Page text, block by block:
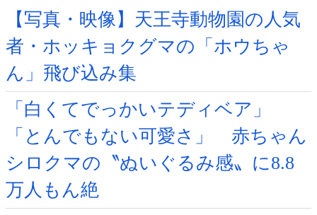
【写真・映像】天王寺動物園の人気
者・ホッキョクグマの「ホウちゃ
ん」飛び込み集
「白くてでっかいテディベア」
「とんでもない可愛さ」 赤ちゃん
シロクマの〝ぬいぐるみ感〟に8.8
万人もん絶